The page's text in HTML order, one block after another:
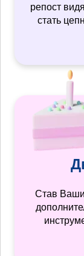
репост
стать
Став